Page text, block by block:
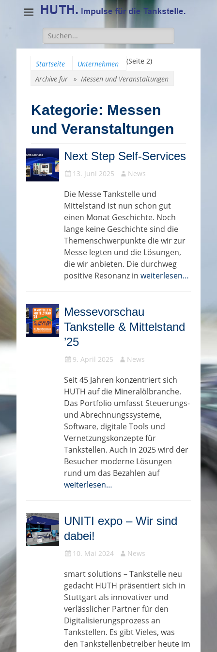
Suche
für:
Startseite
Unternehmen
Archive für » Messen und Veranstaltungen
(Seite 2)
Kategorie: Messen
und Veranstaltungen
Next Step Self-Services
Gepostet
13. Juni 2025 AutorNews
Die Messe Tankstelle und
Mittelstand ist nun schon gut
einen Monat Geschichte. Noch
lange keine Geschichte sind die
Themenschwerpunkte die wir zur
Messe legten und die Lösungen,
die wir anbieten. Die durchweg
positive Resonanz inweiterlesen…
Messevorschau
Tankstelle & Mittelstand
’25
Gepostet
9. April 2025 AutorNews
Seit 45 Jahren konzentriert sich
HUTH auf die Mineralölbranche.
Das Portfolio umfasst Steuerungs-
und Abrechnungssysteme,
Software, digitale Tools und
Vernetzungskonzepte für
Tankstellen. Auch in 2025 wird der
Besucher moderne Lösungen
rund um das Bezahlen auf
weiterlesen…
UNITI expo – Wir sind
dabei!
Gepostet
10. Mai 2024 AutorNews
smart solutions – Tankstelle neu
gedacht HUTH präsentiert sich in
Stuttgart als innovativer und
verlässlicher Partner für den
Digitalisierungsprozess an
Tankstellen. Es gibt Vieles, was
den Tankstellenbetreiber heute im